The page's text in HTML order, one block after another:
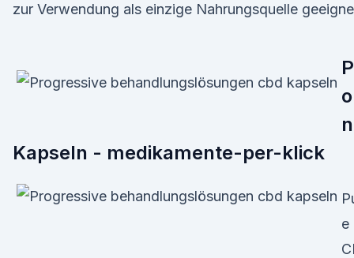
zur Verwendung als einzige Nahrungsquelle
Kapseln - medikamente-per-klick
e